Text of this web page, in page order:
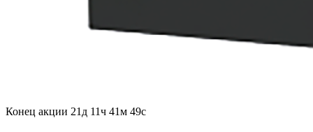
Конец акции 21д 11ч 41м 47с